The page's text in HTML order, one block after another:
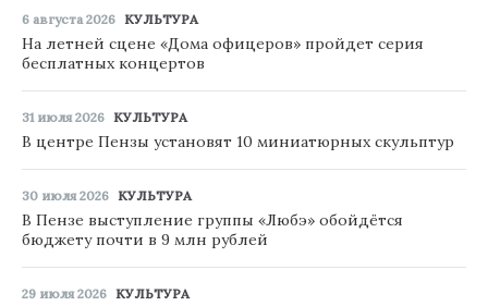
6 августа 2026 КУЛЬТУРА
На летней сцене «Дома офицеров» пройдет серия
бесплатных концертов
31 июля 2026 КУЛЬТУРА
В центре Пензы установят 10 миниатюрных скульптур
30 июля 2026 КУЛЬТУРА
В Пензе выступление группы «Любэ» обойдётся
бюджету почти в 9 млн рублей
29 июля 2026 КУЛЬТУРА